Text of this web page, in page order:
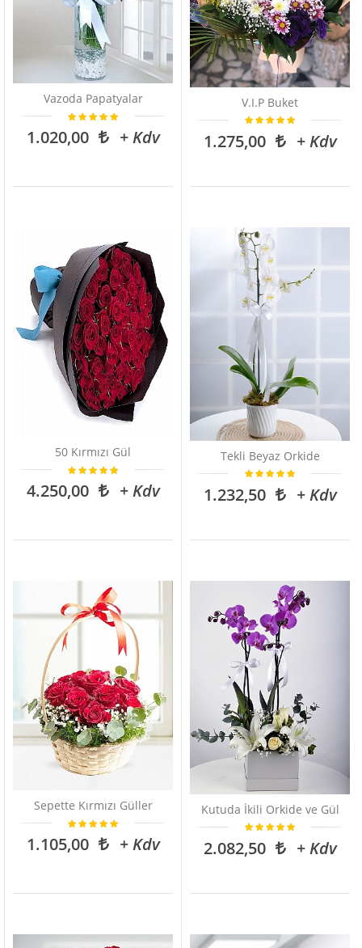
Vazoda Papatyalar
1.020,00 + Kdv
V.I.P Buket
1.275,00 + Kdv
50 Kırmızı Gül
4.250,00 + Kdv
Tekli Beyaz Orkide
1.232,50 + Kdv
Sepette Kırmızı Güller
1.105,00 + Kdv
Kutuda İkili Orkide ve Gül
2.082,50 + Kdv